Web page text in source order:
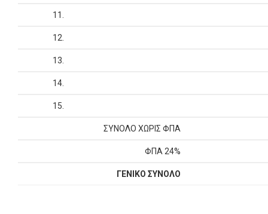
11.
12.
13.
14.
15.
ΣΥΝΟΛΟ ΧΩΡΙΣ ΦΠΑ
ΦΠΑ 24%
ΓΕΝΙΚΟ ΣΥΝΟΛΟ